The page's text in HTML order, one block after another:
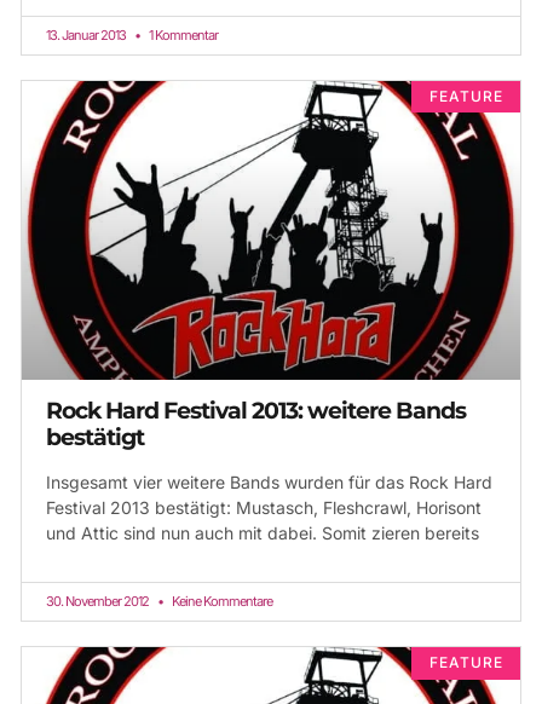
13. Januar 2013 1 Kommentar
FEATURE
Rock Hard Festival 2013: weitere Bands
bestätigt
Insgesamt vier weitere Bands wurden für das Rock Hard
Festival 2013 bestätigt: Mustasch, Fleshcrawl, Horisont
und Attic sind nun auch mit dabei. Somit zieren bereits
30. November 2012 Keine Kommentare
FEATURE